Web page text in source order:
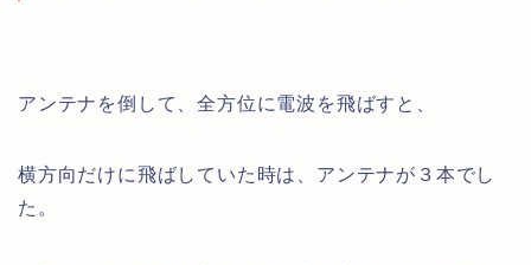
アンテナを倒して、全方位に電波を飛ばすと、
横方向だけに飛ばしていた時は、アンテナが３本でし
た。